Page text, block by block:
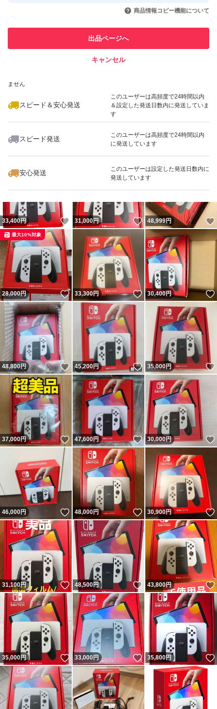
引を完了させた実績があります
での取引実績があります
ません
スピード＆安心発送
このユーザーは高頻度で24時間以内
＆設定した発送日数内に発送していま
す
スピード発送
このユーザーは高頻度で24時間以内
に発送しています
安心発送
このユーザーは設定した発送日数内に
発送しています
商品情報コピー機能について
出品ページへ
キャンセル
いいね！
47,000
33,400円 いいね！
31,000円 いいね！
48,999円
28,000円 いいね！
最大10%対象
33,300円 いいね！
30,400円
48,800円 いいね！
45,200円 いいね！
35,000円
37,000円 いいね！
47,600円 いいね！
30,000円
46,000円 いいね！
48,000円 いいね！
30,900円
31,100円 いいね！
48,500円 いいね！
43,800円
35,000円 いいね！
33,000円 いいね！
35,800円